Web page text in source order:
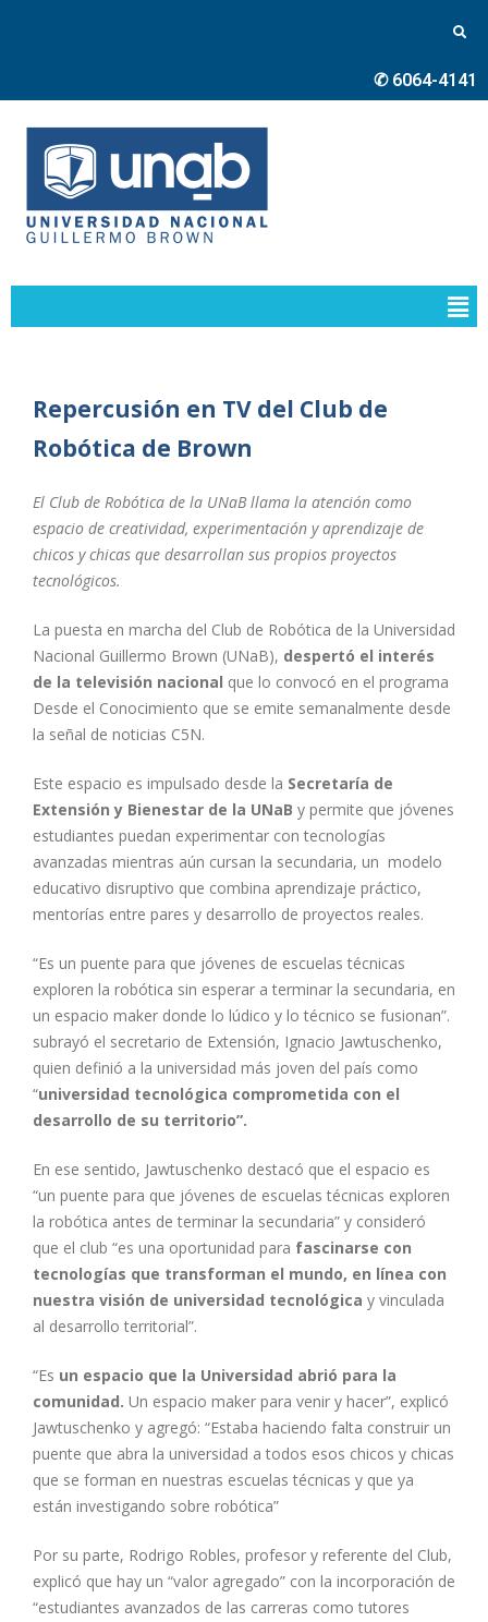
✆ 6064-4141
Repercusión en TV del Club de
Robótica de Brown
El Club de Robótica de la UNaB llama la atención como
espacio de creatividad, experimentación y aprendizaje de
chicos y chicas que desarrollan sus propios proyectos
tecnológicos.
La puesta en marcha del Club de Robótica de la Universidad
Nacional Guillermo Brown (UNaB), despertó el interés
de la televisión nacional que lo convocó en el programa
Desde el Conocimiento que se emite semanalmente desde
la señal de noticias C5N.
Este espacio es impulsado desde la Secretaría de
Extensión y Bienestar de la UNaB y permite que jóvenes
estudiantes puedan experimentar con tecnologías
avanzadas mientras aún cursan la secundaria, un modelo
educativo disruptivo que combina aprendizaje práctico,
mentorías entre pares y desarrollo de proyectos reales.
“Es un puente para que jóvenes de escuelas técnicas
exploren la robótica sin esperar a terminar la secundaria, en
un espacio maker donde lo lúdico y lo técnico se fusionan”.
subrayó el secretario de Extensión, Ignacio Jawtuschenko,
quien definió a la universidad más joven del país como
“universidad tecnológica comprometida con el
desarrollo de su territorio”.
En ese sentido, Jawtuschenko destacó que el espacio es
“un puente para que jóvenes de escuelas técnicas exploren
la robótica antes de terminar la secundaria” y consideró
que el club “es una oportunidad para fascinarse con
tecnologías que transforman el mundo, en línea con
nuestra visión de universidad tecnológica y vinculada
al desarrollo territorial”.
“Es un espacio que la Universidad abrió para la
comunidad. Un espacio maker para venir y hacer”, explicó
Jawtuschenko y agregó: “Estaba haciendo falta construir un
puente que abra la universidad a todos esos chicos y chicas
que se forman en nuestras escuelas técnicas y que ya
están investigando sobre robótica”
Por su parte, Rodrigo Robles, profesor y referente del Club,
explicó que hay un “valor agregado” con la incorporación de
“estudiantes avanzados de las carreras como tutores